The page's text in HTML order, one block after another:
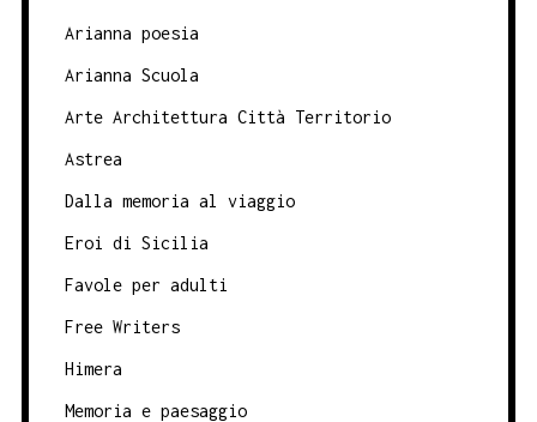
Arianna poesia
Arianna Scuola
Arte Architettura Città Territorio
Astrea
Dalla memoria al viaggio
Eroi di Sicilia
Favole per adulti
Free Writers
Himera
Memoria e paesaggio